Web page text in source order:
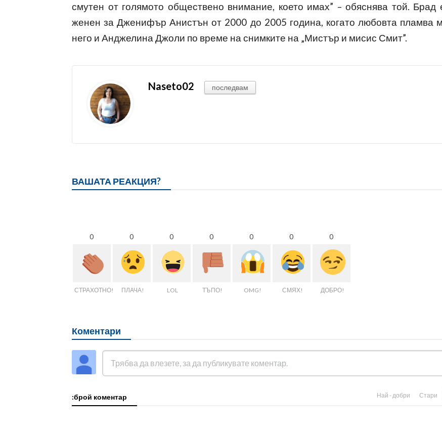
смутен от голямото обществено внимание, което имах” – обяснява той. Брад
женен за Дженифър Анистън от 2000 до 2005 година, когато любовта пламва
него и Анджелина Джоли по време на снимките на „Мистър и мисис Смит”.
Naseto02 последвам
ВАШАТА РЕАКЦИЯ?
0
СТРАХОТНО!
0
ПЛАЧА!
0
LOL
0
ТЪПО!
0
OMG!
0
СМЯХ!
0
ДОБРО!
Коментари
:брой коментар Най - добри Стари